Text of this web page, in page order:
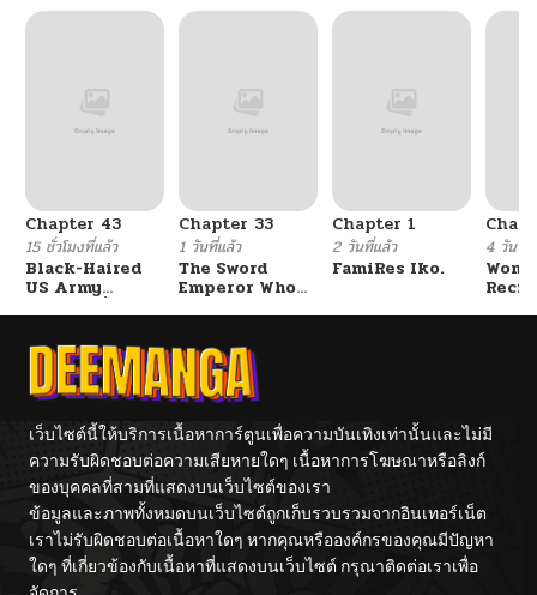
ตอนที่ 97 01/06/2026
ตอนที่ 96
ตอนที่ 95
ตอนที่ 94 12/09/2025
ตอนที่ 93 12/05/2025
ตอนที่ 92 11/22/2025
Chapter 43
15 ชั่วโมงที่แล้ว
Black-Haired
US Army
General ย้อนเวลา
Chapter 33
1 วันที่แล้ว
The Sword
Emperor Who
จักรพรรดิเทพดาบ
ผงาดเหนือชาติภพ
Chapter 1
2 วันที่แล้ว
FamiRes Iko.
4 วันที่
เว็บไซต์นี้ให้บริการเนื้อหาการ์ตูนเพื่อความบันเทิงเท่านั้นและไม่มี
ความรับผิดชอบต่อความเสียหายใดๆ เนื้อหาการโฆษณาหรือลิงก์
ของบุคคลที่สามที่แสดงบนเว็บไซต์ของเรา
ข้อมูลและภาพทั้งหมดบนเว็บไซต์ถูกเก็บรวบรวมจากอินเทอร์เน็ต
เราไม่รับผิดชอบต่อเนื้อหาใดๆ หากคุณหรือองค์กรของคุณมีปัญหา
ใดๆ ที่เกี่ยวข้องกับเนื้อหาที่แสดงบนเว็บไซต์ กรุณาติดต่อเราเพื่อ